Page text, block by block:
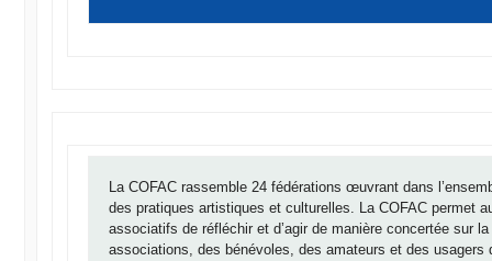
La COFAC rassemble 24 fédérations œuvrant dans
des pratiques artistiques et culturelles. La COFAC permet
associatifs de réfléchir et d’agir de manière concertée sur
associations, des bénévoles, des amateurs et des usagers